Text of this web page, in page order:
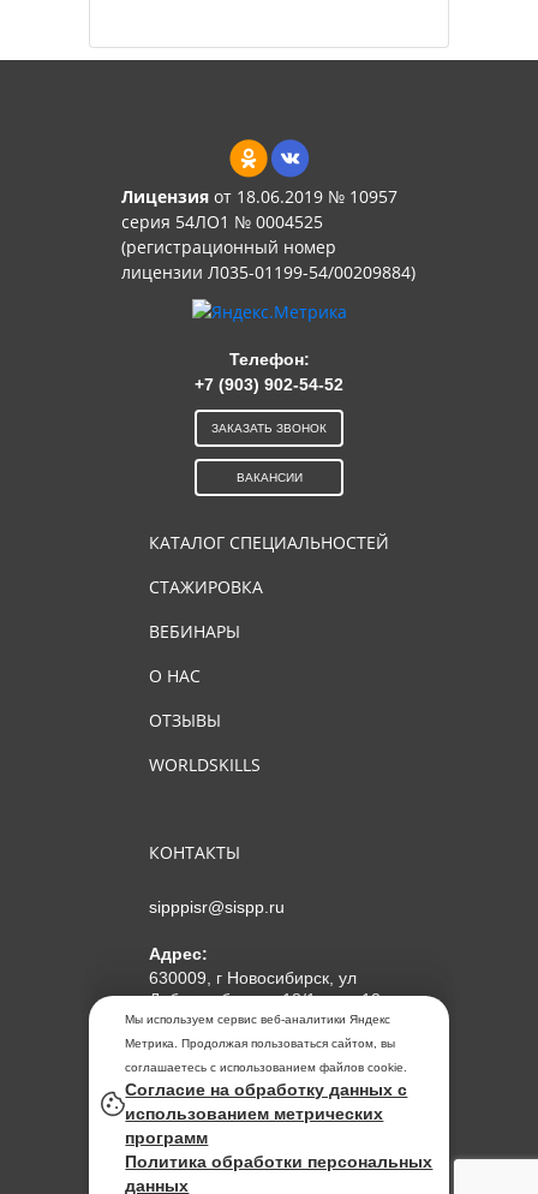
Мы используем сервис веб-аналитики Яндекс
Метрика. Продолжая пользоваться сайтом, вы
соглашаетесь с использованием файлов cookie.
Согласие на обработку данных с
использованием метрических
программ
Политика обработки персональных
данных
Лицензияот 18.06.2019 № 10957
серия 54ЛО1 № 0004525
(регистрационный номер
лицензии Л035-01199-54/00209884)
КАТАЛОГ СПЕЦИАЛЬНОСТЕЙ
СТАЖИРОВКА
ВЕБИНАРЫ
О НАС
ОТЗЫВЫ
WORLDSKILLS
КОНТАКТЫ
sipppisr@sispp.ru
Адрес:
630009, г Новосибирск, ул
Добролюбова, д 18/1, пом 12
АНО ДПО "МИПКП"
ИНН5405963859
ОГРН 1155476104354
Политика обработки
персональных данных
Телефон:
+7 (903) 902-54-52
ЗАКАЗАТЬ ЗВОНОК
ВАКАНСИИ